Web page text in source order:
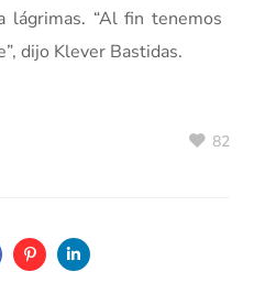
lágrimas. “Al fin tenemos
dijo Klever Bastidas.
82